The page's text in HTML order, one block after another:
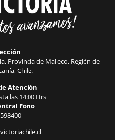
Provincia de Malleco, Región de
Chile.
Atención
las 14:00 Hrs
Fono